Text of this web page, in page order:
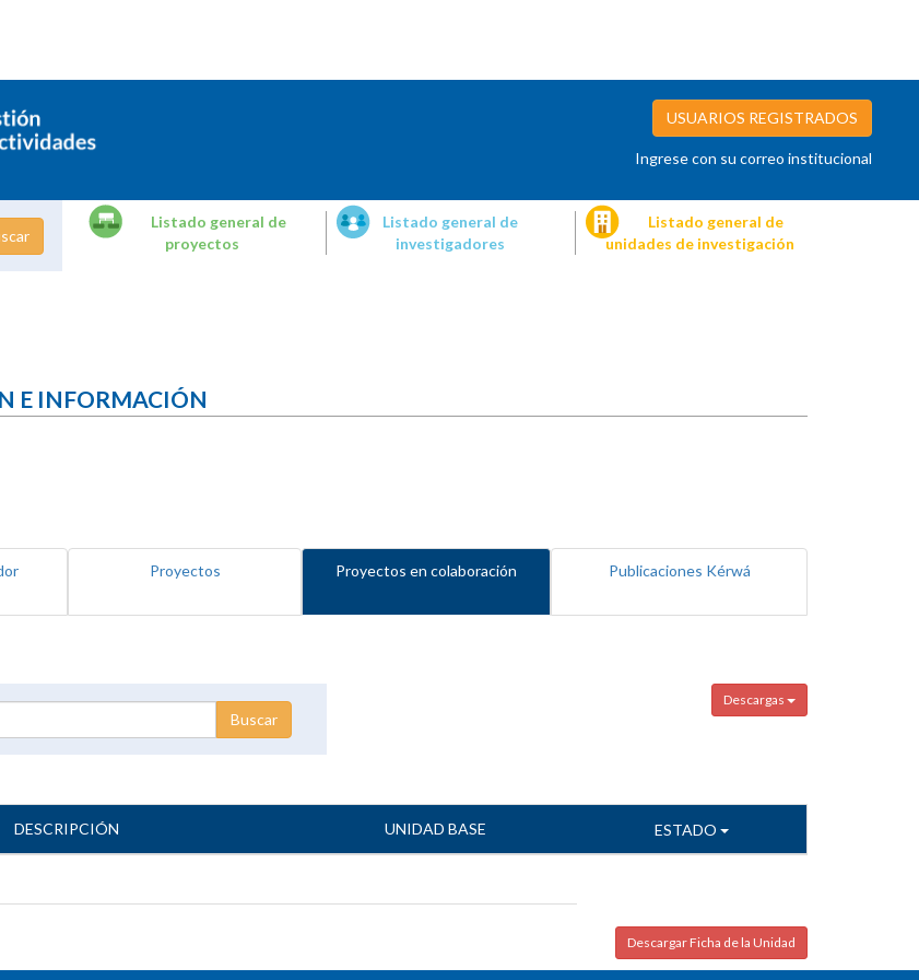
USUARIOS REGISTRADOS
Ingrese con su correo institucional
Listado general de
proyectos
Listado general de
investigadores
Listado general de
unidades de investigación
E INFORMACIÓN
Proyectos Proyectos en colaboración Publicaciones Kérwá
Descargas
DESCRIPCIÓN UNIDAD BASE ESTADO
Descargar Ficha de la Unidad